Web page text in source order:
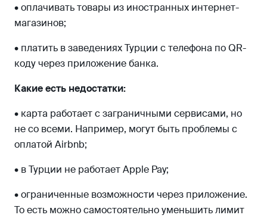
• оплачивать товары из иностранных интернет-
магазинов;
• платить в заведениях Турции с телефона по QR-
коду через приложение банка.
Какие есть недостатки:
• карта работает с заграничными сервисами, но
не со всеми. Например, могут быть проблемы с
оплатой Airbnb;
• в Турции не работает Apple Pay;
• ограниченные возможности через приложение.
То есть можно самостоятельно уменьшить лимит